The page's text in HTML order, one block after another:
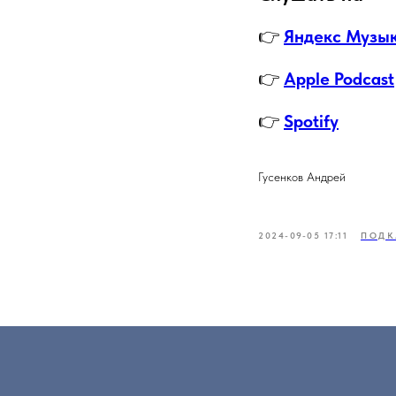
👉 Яндекс
👉 Apple Podcast
👉 Spotify
Гусенков Андрей
2024-09-05 17:11